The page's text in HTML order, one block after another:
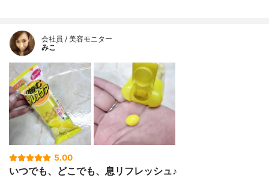
会社員 / 美容モニター
みこ
5.00
いつでも、どこでも、息リフレッシュ♪